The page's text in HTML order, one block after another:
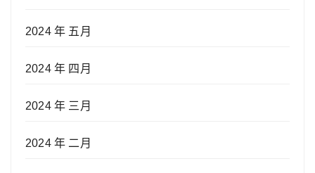
2024 年 五月
2024 年 四月
2024 年 三月
2024 年 二月